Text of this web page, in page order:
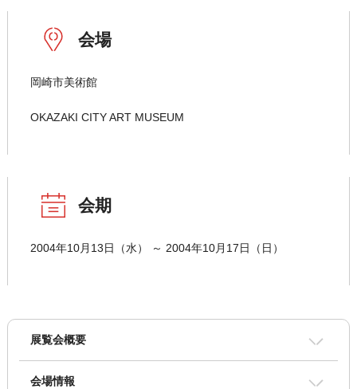
会場
岡崎市美術館
OKAZAKI CITY ART MUSEUM
会期
2004年10月13日（水） ～ 2004年10月17日（日）
展覧会概要
会場情報